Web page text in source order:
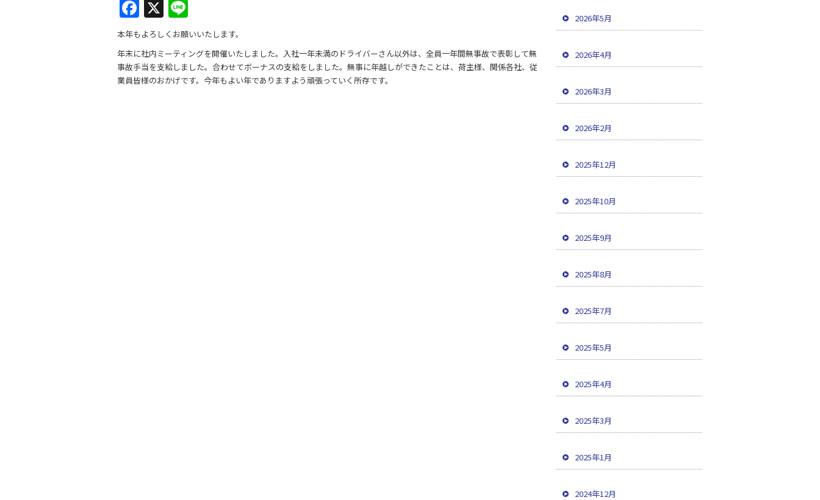
F
a
c
e
b
X
n
e
本年もよろしくお願いいたします。
年末に社内ミーティングを開催いたしました。入社一年未満のドライバーさん以外は、全員一年間無事故で表彰して無
事故手当を支給しました。合わせてボーナスの支給をしました。無事に年越しができたことは、荷主様、関係各社、従
業員皆様のおかげです。今年もよい年でありますよう頑張っていく所存です。
2026年5月
2026年4月
2026年3月
2026年2月
2025年12月
2025年10月
2025年9月
2025年8月
2025年7月
2025年5月
2025年4月
2025年3月
2025年1月
2024年12月